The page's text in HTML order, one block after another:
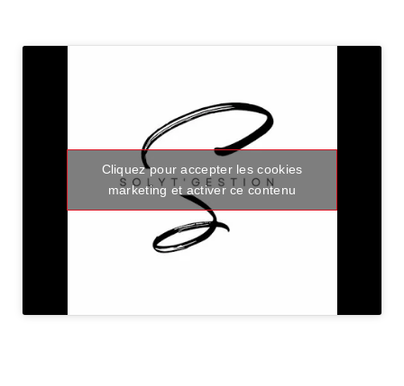
Cliquez pour accepter les cookies
marketing et activer ce contenu